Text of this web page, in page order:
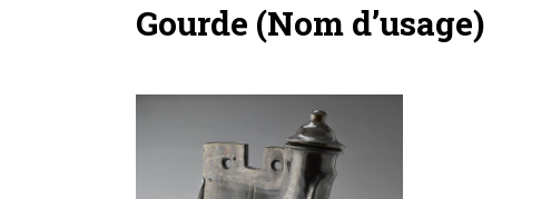
Gourde (Nom d’usage)